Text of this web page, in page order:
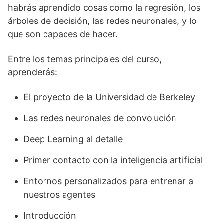
habrás aprendido cosas como la regresión, los
árboles de decisión, las redes neuronales, y lo
que son capaces de hacer.
Entre los temas principales del curso,
aprenderás:
El proyecto de la Universidad de Berkeley
Las redes neuronales de convolución
Deep Learning al detalle
Primer contacto con la inteligencia artificial
Entornos personalizados para entrenar a
nuestros agentes
Introducción